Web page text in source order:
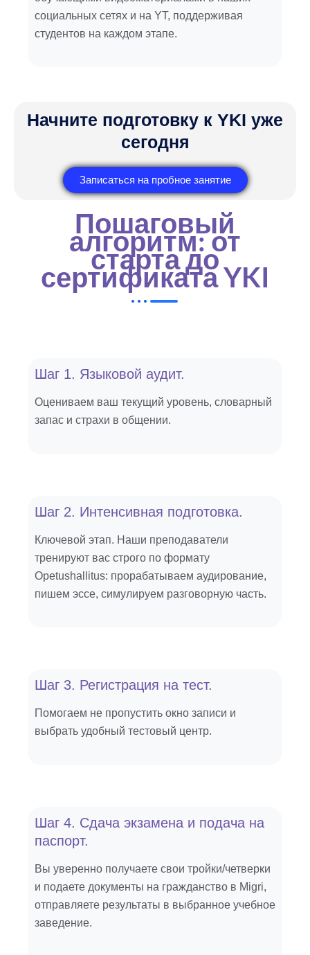
социальных сетях и на YT, поддерживая
студентов на каждом этапе.
Начните подготовку к YKI уже
сегодня
Записаться на пробное занятие
Пошаговый
алгоритм: от
старта до
сертификата YKI
Шаг 1. Языковой аудит.
Оцениваем ваш текущий уровень, словарный
запас и страхи в общении.
Шаг 2. Интенсивная подготовка.
Ключевой этап. Наши преподаватели
тренируют вас строго по формату
Opetushallitus: прорабатываем аудирование,
пишем эссе, симулируем разговорную часть.
Шаг 3. Регистрация на тест.
Помогаем не пропустить окно записи и
выбрать удобный тестовый центр.
Шаг 4. Сдача экзамена и подача на
паспорт.
Вы уверенно получаете свои тройки/четверки
и подаете документы на гражданство в Migri,
отправляете результаты в выбранное учебное
заведение.